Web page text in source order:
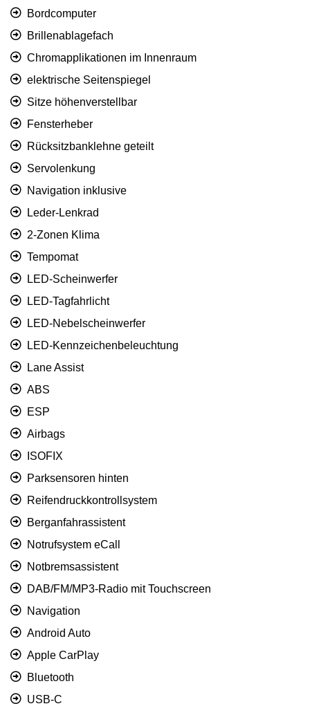
Bordcomputer
Brillenablagefach
Chromapplikationen im Innenraum
elektrische Seitenspiegel
Sitze höhenverstellbar
Fensterheber
Rücksitzbanklehne geteilt
Servolenkung
Navigation inklusive
Leder-Lenkrad
2-Zonen Klima
Tempomat
LED-Scheinwerfer
LED-Tagfahrlicht
LED-Nebelscheinwerfer
LED-Kennzeichenbeleuchtung
Lane Assist
ABS
ESP
Airbags
ISOFIX
Parksensoren hinten
Reifendruckkontrollsystem
Berganfahrassistent
Notrufsystem eCall
Notbremsassistent
DAB/FM/MP3-Radio mit Touchscreen
Navigation
Android Auto
Apple CarPlay
Bluetooth
USB-C